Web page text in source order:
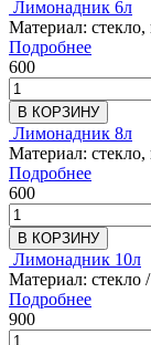
Лимонадник 6л
Материал:
Подробнее
600
В КОРЗИНУ
Лимонадник 8л
Материал:
Подробнее
600
В КОРЗИНУ
Лимонадник 10л
Материал: стекло
Подробнее
900